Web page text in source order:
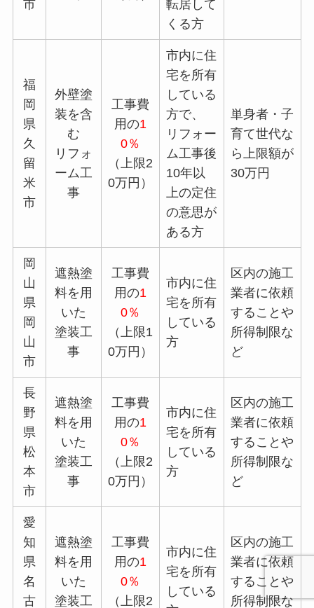
市
転居して
くる方
福
岡
県
久
留
米
市
外壁塗
装を含
む
リフォ
ーム工
事
工事費
用の1
0％
（上限2
0万円）
市内に住
宅を所有
している
方で、
リフォー
ム工事後
10年以
上の定住
の意思が
ある方
単身者・子
育て世代な
ら上限額が
30万円
岡
山
県
岡
山
市
遮熱塗
料を用
いた
塗装工
事
工事費
用の1
0％
（上限1
0万円）
市内に住
宅を所有
している
方
区内の施工
業者に依頼
することや
所得制限な
ど
長
野
県
松
本
市
遮熱塗
料を用
いた
塗装工
事
工事費
用の1
0％
（上限2
0万円）
市内に住
宅を所有
している
方
区内の施工
業者に依頼
することや
所得制限な
ど
愛
知
県
名
古
遮熱塗
料を用
いた
塗装工
工事費
用の1
0％
（上限2
市内に住
宅を所有
している
区内の施工
業者に依頼
することや
所得制限な